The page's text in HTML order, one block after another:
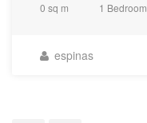
0 sq m 1 Bedroom
espinas